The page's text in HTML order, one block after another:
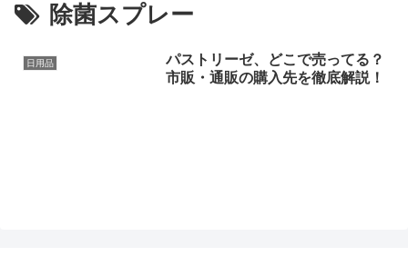
除菌スプレー
日用品
パストリーゼ、どこで売ってる？
市販・通販の購入先を徹底解説！